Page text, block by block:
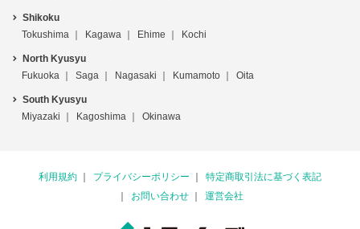
Shikoku
Tokushima
Kagawa Ehime Kochi
North Kyusyu
Fukuoka
Saga Nagasaki Kumamoto Oita
South Kyusyu
Miyazaki
Kagoshima Okinawa
利用規約 プライバシーポリシー
特定商取引法に基づく表記
お問い合わせ
運営会社